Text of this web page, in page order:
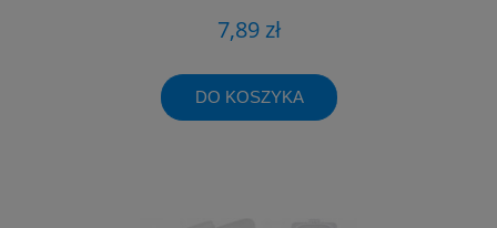
7,89 zł
DO KOSZYKA